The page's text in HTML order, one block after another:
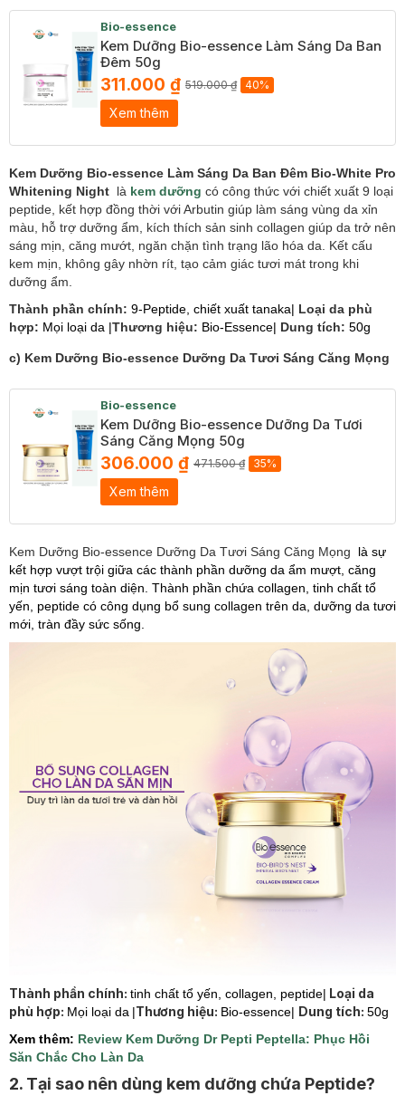
Bio-essence
Kem Dưỡng Bio-essence Làm Sáng Da Ban
Đêm 50g
311.000 ₫ 519.000 ₫ 40%
Xem thêm
Kem Dưỡng Bio-essence Làm Sáng Da Ban Đêm Bio-White Pro
Whitening Night là kem dưỡng có công thức với chiết xuất 9 loại
peptide, kết hợp đồng thời vớiArbutin giúp làm sáng vùng da xỉn
màu, hỗ trợ dưỡng ẩm, kích thích sản sinh collagen giúp da trở nên
sáng mịn, căng mướt, ngăn chặn tình trạng lão hóa da. Kết cấu
kem mịn, không gây nhờn rít, tạo cảm giác tươi mát trong khi
dưỡng ẩm.
Thành phần chính: 9-Peptide, chiết xuất tanaka| Loại da phù
hợp: Mọi loại da |Thương hiệu: Bio-Essence| Dung tích: 50g
c) Kem Dưỡng Bio-essence Dưỡng Da Tươi Sáng Căng Mọng
Bio-essence
Kem Dưỡng Bio-essence Dưỡng Da Tươi
Sáng Căng Mọng 50g
306.000 ₫ 471.500 ₫ 35%
Xem thêm
Kem Dưỡng Bio-essence Dưỡng Da Tươi Sáng Căng Mọng
là sự
kết hợp vượt trội giữa các thành phần dưỡng da ẩm mượt, căng
mịn tươi sáng toàn diện. Thành phần chứa collagen, tinh chất tổ
yến, peptide có công dụng bổ sung collagen trên da, dưỡng da tươi
mới, tràn đầy sức sống.
Thành phần chính: tinh chất tổ yến, collagen, peptide| Loại da
phù hợp: Mọi loại da |Thương hiệu: Bio-essence| Dung tích: 50g
Xem thêm: Review Kem Dưỡng Dr Pepti Peptella: Phục Hồi
Săn Chắc Cho Làn Da
2. Tại sao nên dùng kem dưỡng chứa Peptide?